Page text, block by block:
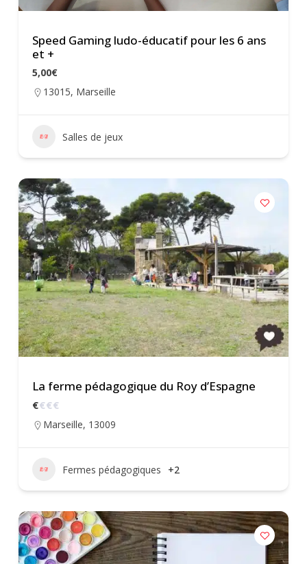
Speed Gaming ludo-éducatif pour les 6 ans
et +
5,00€
13015, Marseille
Salles de jeux
La ferme pédagogique du Roy d’Espagne
€€€€
Marseille, 13009
Fermes pédagogiques +2